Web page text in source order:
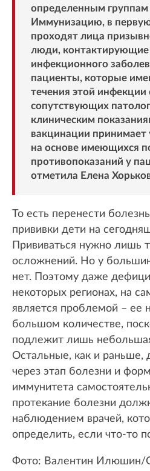
определенным группам
Иммунизацию, в
проходят лица
люди, контактирующие
инфекционного
пациенты, которые
течения этой инфекции
сопутствующих
клиническим
вакцинации принимает
на основе имеющихся
противопоказаний у
отметила Елена
То есть перенести
прививки дети на
Прививаться нужно лишь
осложнений. Но у
нет. Поэтому даже
некоторых регионах, на
является проблемой – ее
большом количестве,
подлежит лишь
Остальные, как и раньше,
через этап болезни и
иммунитета
протекание болезни
наблюдением врачей,
определить, если что-то
Фото: Валентин Илюшин/